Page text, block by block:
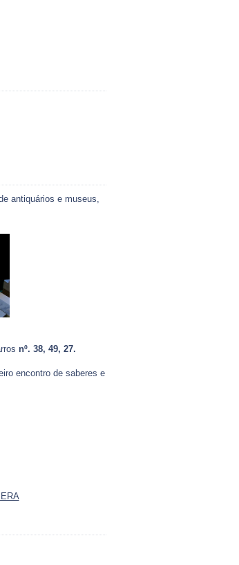
antiquários e museus,
nº. 38, 49, 27.
encontro de saberes e